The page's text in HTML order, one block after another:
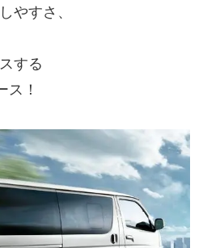
やすさ、
する
ス！